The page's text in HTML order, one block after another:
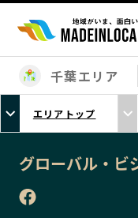
エリアから
北海道エリア
岩手エリア
福島エリア
千葉エリア
エリアトップ
グローバル・ビ